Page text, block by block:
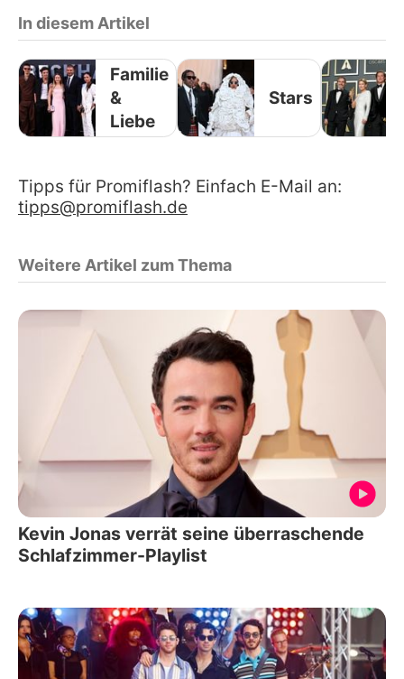
In diesem Artikel
Familie
&
Liebe
Stars
Tipps für Promiflash? Einfach E-Mail an:
tipps@promiflash.de
Weitere Artikel zum Thema
Kevin Jonas verrät seine überraschende
Schlafzimmer-Playlist